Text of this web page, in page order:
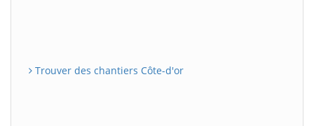
Trouver des chantiers Côte-d'or